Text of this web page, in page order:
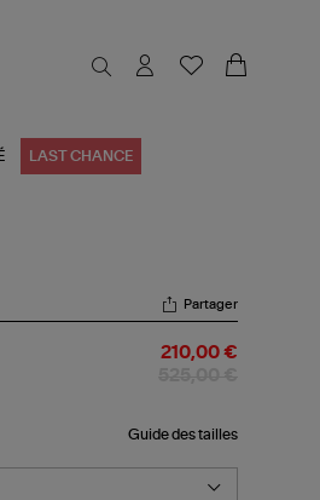
LAST CHANCE
Partager
210,00 €
Guide des tailles